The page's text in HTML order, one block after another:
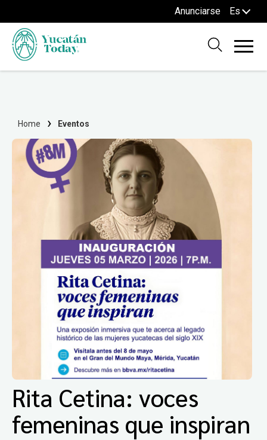
Anunciarse Es
Home Eventos
Rita Cetina: voces
femeninas que inspiran